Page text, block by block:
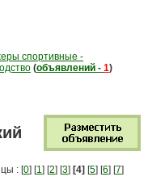
спортивные -
(объявлений - 1)
: [0] [1] [2] [3] [4] [5] [6] [7]